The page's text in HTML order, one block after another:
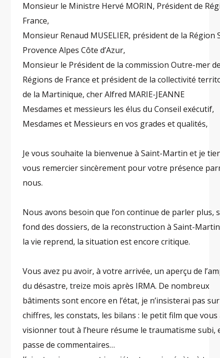
Monsieur le Ministre Hervé MORIN, Président de
France,
Monsieur Renaud MUSELIER, président de la Région
Provence Alpes Côte d’Azur,
Monsieur le Président de la commission Outre-mer
Régions de France et président de la collectivité
de la Martinique, cher Alfred MARIE-JEANNE
Mesdames et messieurs les élus du Conseil exécutif,
Mesdames et Messieurs en vos grades et qualités,
Je vous souhaite la bienvenue à Saint-Martin et je
vous remercier sincèrement pour votre présence
nous.
Nous avons besoin que l’on continue de parler plus,
fond des dossiers, de la reconstruction à Saint-
la vie reprend, la situation est encore critique.
Vous avez pu avoir, à votre arrivée, un aperçu de
du désastre, treize mois après IRMA. De nombreux
bâtiments sont encore en l’état, je n’insisterai pas
chiffres, les constats, les bilans : le petit film que vous
visionner tout à l’heure résume le traumatisme subi,
passe de commentaires…